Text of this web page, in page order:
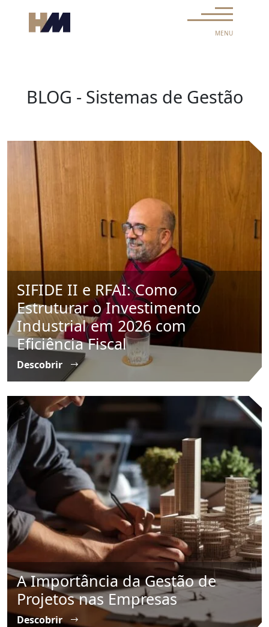
Main Navigation MENU
BLOG - Sistemas de Gestão
SIFIDE II e RFAI: Como
Estruturar o Investimento
Industrial em 2026 com
Eficiência Fiscal
Descobrir
A Importância da Gestão de
Projetos nas Empresas
Descobrir